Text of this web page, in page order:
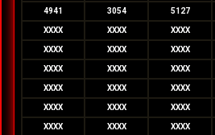
4941 3054 5127
XXXX XXXX XXXX
XXXX XXXX XXXX
XXXX XXXX XXXX
XXXX XXXX XXXX
XXXX XXXX XXXX
XXXX XXXX XXXX